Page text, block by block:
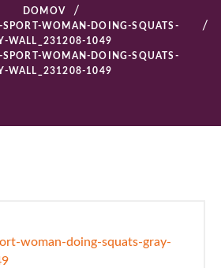
DOMOV
WOMAN-DOING-SQUATS-
WALL_231208-1049
WOMAN-DOING-SQUATS-
WALL_231208-1049
woman-doing-squats-gray-